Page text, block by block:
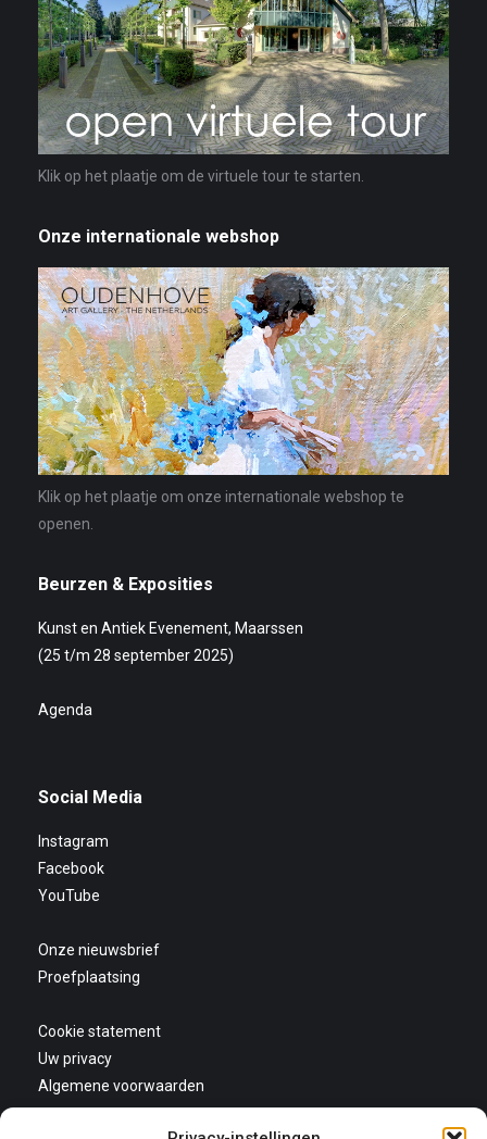
Klik op het plaatje om de virtuele tour te starten.
Onze internationale webshop
Klik op het plaatje om onze internationale webshop te
openen.
Beurzen & Exposities
Kunst en Antiek Evenement, Maarssen
(25 t/m 28 september 2025)
Agenda
Social Media
Instagram
Facebook
YouTube
Onze nieuwsbrief
Proefplaatsing
Cookie statement
Uw privacy
Algemene voorwaarden